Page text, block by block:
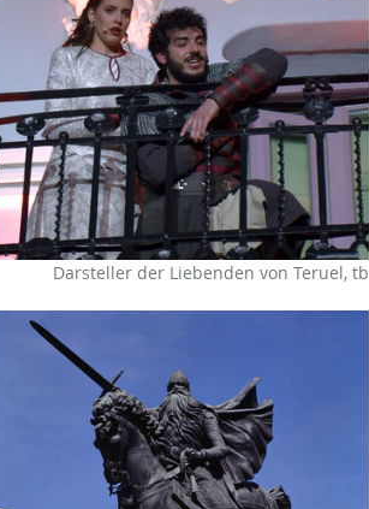
Darsteller der Liebenden von Teruel, tb